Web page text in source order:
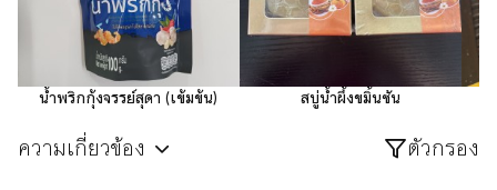
น้ำพริกกุ้งจรรย์สุดา (เข้มข้น) สบู่น้ำผึ้งขมิ้นชัน
ความเกี่ยวข้อง ตัวกรอง